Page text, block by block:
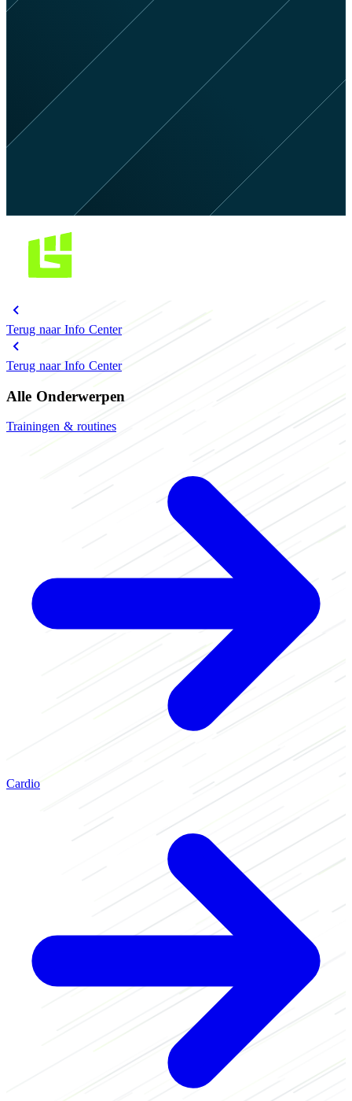
Terug naar Info Center
Terug naar Info Center
Alle Onderwerpen
Trainingen & routines
Cardio